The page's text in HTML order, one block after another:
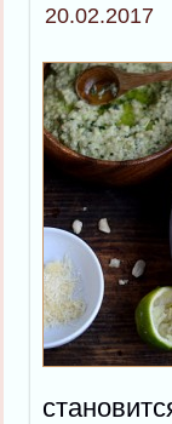
20.02.2017